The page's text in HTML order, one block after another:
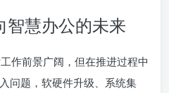
智慧办公的未来
作前景广阔，但在推进过程中
问题，软硬件升级、系统集